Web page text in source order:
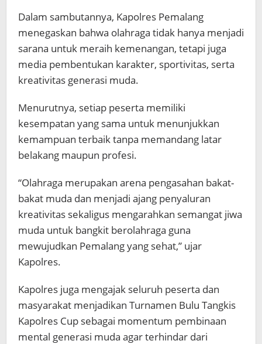
Dalam sambutannya, Kapolres Pemalang
menegaskan bahwa olahraga tidak hanya menjadi
sarana untuk meraih kemenangan, tetapi juga
media pembentukan karakter, sportivitas, serta
kreativitas generasi muda.
Menurutnya, setiap peserta memiliki
kesempatan yang sama untuk menunjukkan
kemampuan terbaik tanpa memandang latar
belakang maupun profesi.
“Olahraga merupakan arena pengasahan bakat-
bakat muda dan menjadi ajang penyaluran
kreativitas sekaligus mengarahkan semangat jiwa
muda untuk bangkit berolahraga guna
mewujudkan Pemalang yang sehat,” ujar
Kapolres.
Kapolres juga mengajak seluruh peserta dan
masyarakat menjadikan Turnamen Bulu Tangkis
Kapolres Cup sebagai momentum pembinaan
mental generasi muda agar terhindar dari